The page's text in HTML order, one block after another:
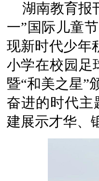
湖南教育报
一”国际儿童
现新时代少年
小学在校园足
暨“和美之星”
奋进的时代主
建展示才华、